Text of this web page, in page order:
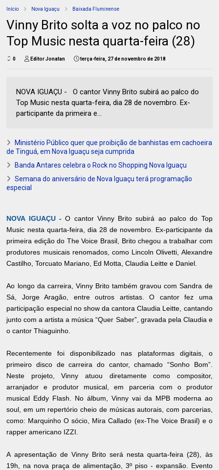
Início Nova Iguaçu Baixada Fluminense
Vinny Brito solta a voz no palco no
Top Music nesta quarta-feira (28)
0 Editor Jonatan terça-feira, 27 de novembro de 2018
NOVA IGUAÇU - O cantor Vinny Brito subirá ao palco do
Top Music nesta quarta-feira, dia 28 de novembro. Ex-
participante da primeira e...
Ministério Público quer que proibição de banhistas em cachoeira
de Tinguá, em Nova Iguaçu seja cumprida
Banda Antares celebra o Rock no Shopping Nova Iguaçu
Semana do aniversário de Nova Iguaçu terá programação
especial
NOVA IGUAÇU - O cantor Vinny Brito subirá ao palco do Top
Music nesta quarta-feira, dia 28 de novembro. Ex-participante da
primeira edição do The Voice Brasil, Brito chegou a trabalhar com
produtores musicais renomados, como Lincoln Olivetti, Alexandre
Castilho, Torcuato Mariano, Ed Motta, Claudia Leitte e Daniel.
Ao longo da carreira, Vinny Brito também gravou com Sandra de
Sá, Jorge Aragão, entre outros artistas. O cantor fez uma
participação especial no show da cantora Claudia Leitte, cantando
junto com a artista a música “Quer Saber”, gravada pela Claudia e
o cantor Thiaguinho.
Recentemente foi disponibilizado nas plataformas digitais, o
primeiro disco de carreira do cantor, chamado “Sonho Bom”.
Neste projeto, Vinny atuou diretamente como compositor,
arranjador e produtor musical, em parceria com o produtor
musical Eddy Flash. No álbum, Vinny vai da MPB moderna ao
soul, em um repertório cheio de músicas autorais, com parcerias,
como: Marquinho O sócio, Mira Callado (ex-The Voice Brasil) e o
rapper americano IZZI.
A apresentação de Vinny Brito será nesta quarta-feira (28), às
19h, na nova praça de alimentação, 3º piso - expansão. Evento